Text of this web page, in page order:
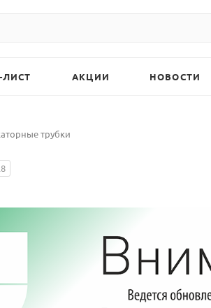
ЛИСТ АКЦИИ НОВОСТИ
трубки